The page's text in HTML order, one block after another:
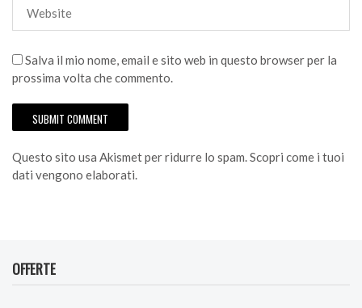
Salva il mio nome, email e sito web in questo browser per la
prossima volta che commento.
Questo sito usa Akismet per ridurre lo spam. Scopri come i tuoi
dati vengono elaborati
OFFERTE